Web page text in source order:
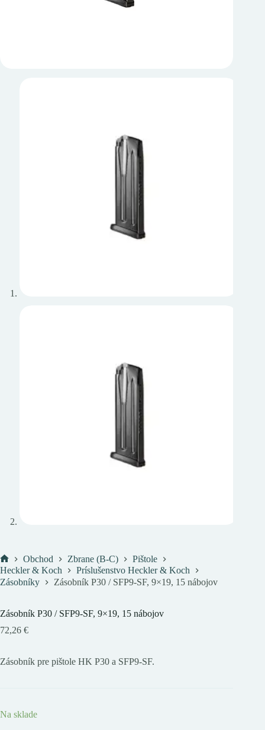
Domov
Obchod Zbrane (B-C)
Pištole
Heckler & Koch
Príslušenstvo Heckler & Koch
Zásobníky
Zásobník P30 / SFP9-SF, 9×19, 15 nábojov
Zásobník P30 / SFP9-SF, 9×19, 15 nábojov
72,26 €
Zásobník pre pištole HK P30 a SFP9-SF.
Na sklade